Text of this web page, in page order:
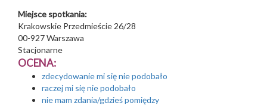
Miejsce spotkania:
Krakowskie Przedmieście 26/28
00-927Warszawa
Stacjonarne
OCENA:
zdecydowanie mi się nie podobało
raczej mi się nie podobało
nie mam zdania/gdzieś pomiędzy